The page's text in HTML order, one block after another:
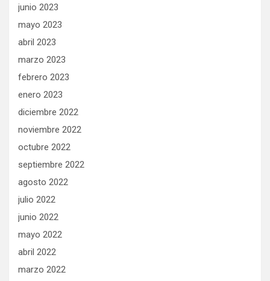
junio 2023
mayo 2023
abril 2023
marzo 2023
febrero 2023
enero 2023
diciembre 2022
noviembre 2022
octubre 2022
septiembre 2022
agosto 2022
julio 2022
junio 2022
mayo 2022
abril 2022
marzo 2022